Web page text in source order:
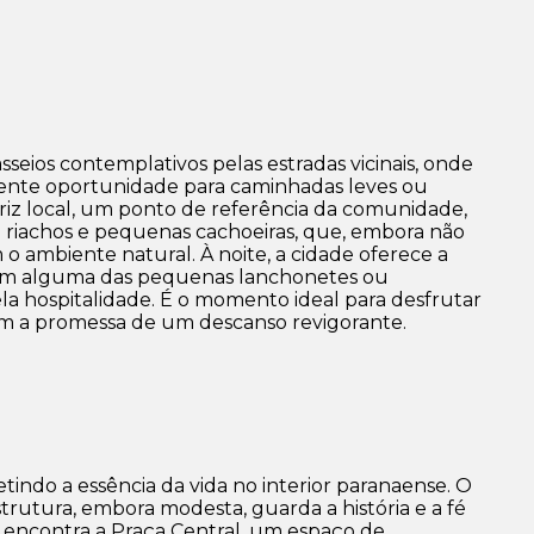
contemplativos pelas estradas vicinais, onde
oportunidade para caminhadas leves ou
local, um ponto de referência da comunidade,
e pequenas cachoeiras, que, embora não
ambiente natural. À noite, a cidade oferece a
alguma das pequenas lanchonetes ou
hospitalidade. É o momento ideal para desfrutar
a promessa de um descanso revigorante.
a essência da vida no interior paranaense. O
embora modesta, guarda a história e a fé